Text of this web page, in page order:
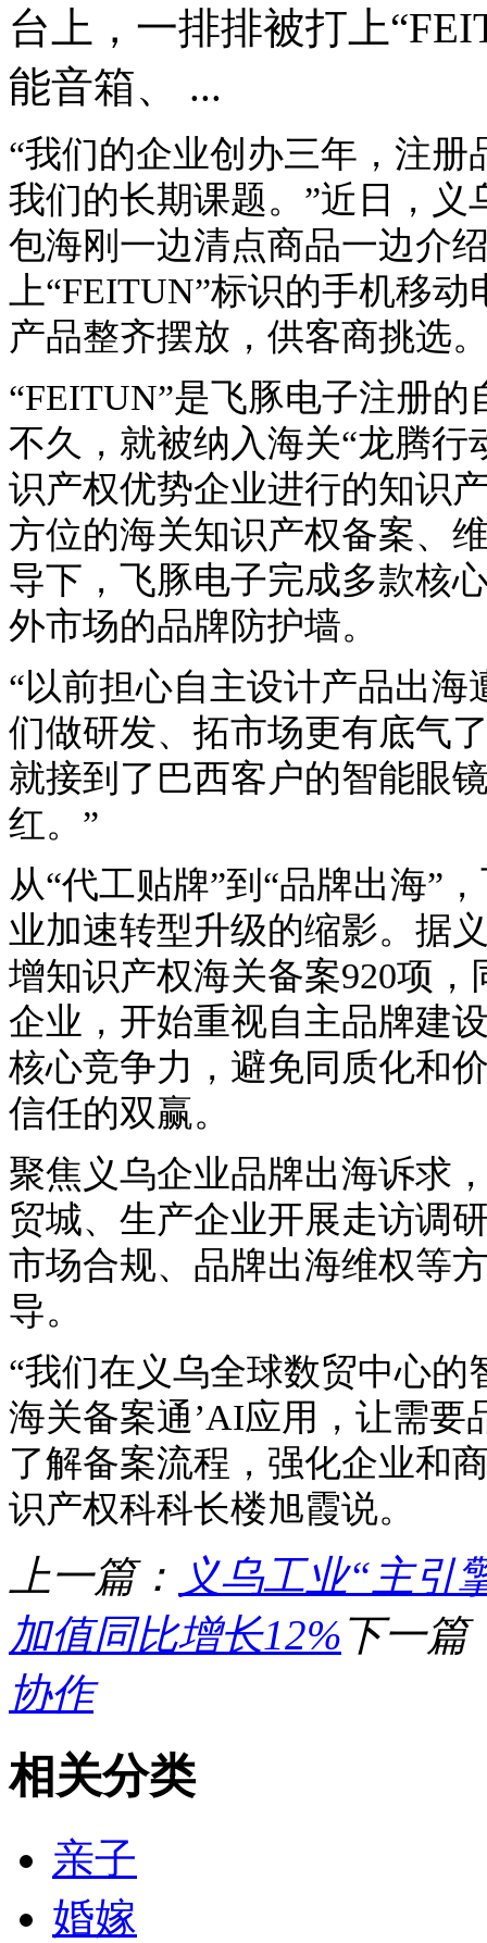
台上，一排排被打上
能音箱、 ...
“我们的企业创办三年，注
我们的长期课题。”近日，
包海刚一边清点商品一边介
上“FEITUN”标识的手机移
产品整齐摆放，供客商挑选
“FEITUN”是飞豚电子注册
不久，就被纳入海关“龙腾
识产权优势企业进行的知识
方位的海关知识产权备案、
导下，飞豚电子完成多款核
外市场的品牌防护墙。
“以前担心自主设计产品出
们做研发、拓市场更有底气
就接到了巴西客户的智能眼
红。”
从“代工贴牌”到“品牌出海”
业加速转型升级的缩影。据
增知识产权海关备案920项
企业，开始重视自主品牌建
核心竞争力，避免同质化和
信任的双赢。
聚焦义乌企业品牌出海诉求
贸城、生产企业开展走访调
市场合规、品牌出海维权等
导。
“我们在义乌全球数贸中心的
海关备案通’AI应用，让需
了解备案流程，强化企业和
识产权科科长楼旭霞说。
上一篇： 义乌工业“主引
加值同比增长12%下一篇
协作
相关分类
亲子
婚嫁